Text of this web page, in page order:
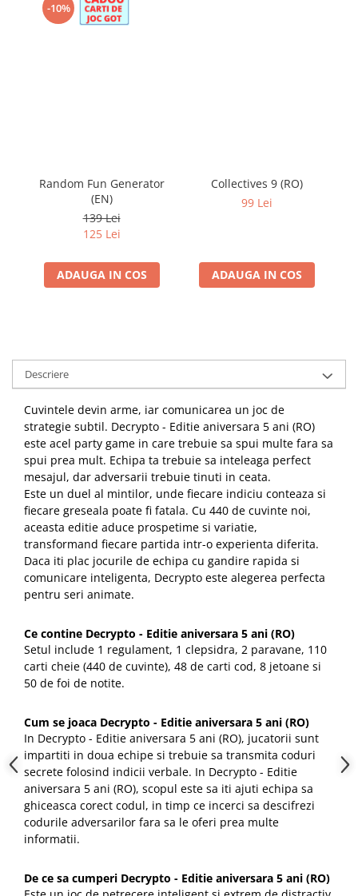
-10%
Random Fun Generator
(EN)
139 Lei
125 Lei
ADAUGA IN COS
Collectives 9 (RO)
99 Lei
ADAUGA IN COS
Descriere
Cuvintele devin arme, iar comunicarea un joc de
strategie subtil. Decrypto - Editie aniversara 5 ani (RO)
este acel party game in care trebuie sa spui multe fara sa
spui prea mult. Echipa ta trebuie sa inteleaga perfect
mesajul, dar adversarii trebuie tinuti in ceata.
Este un duel al mintilor, unde fiecare indiciu conteaza si
fiecare greseala poate fi fatala. Cu 440 de cuvinte noi,
aceasta editie aduce prospetime si variatie,
transformand fiecare partida intr-o experienta diferita.
Daca iti plac jocurile de echipa cu gandire rapida si
comunicare inteligenta, Decrypto este alegerea perfecta
pentru seri animate.
Ce contine Decrypto - Editie aniversara 5 ani (RO)
Setul include 1 regulament, 1 clepsidra, 2 paravane, 110
carti cheie (440 de cuvinte), 48 de carti cod, 8 jetoane si
50 de foi de notite.
Cum se joaca Decrypto - Editie aniversara 5 ani (RO)
In Decrypto - Editie aniversara 5 ani (RO), jucatorii sunt
impartiti in doua echipe si trebuie sa transmita coduri
secrete folosind indicii verbale. In Decrypto - Editie
aniversara 5 ani (RO), scopul este sa iti ajuti echipa sa
ghiceasca corect codul, in timp ce incerci sa descifrezi
codurile adversarilor fara sa le oferi prea multe
informatii.
De ce sa cumperi Decrypto - Editie aniversara 5 ani (RO)